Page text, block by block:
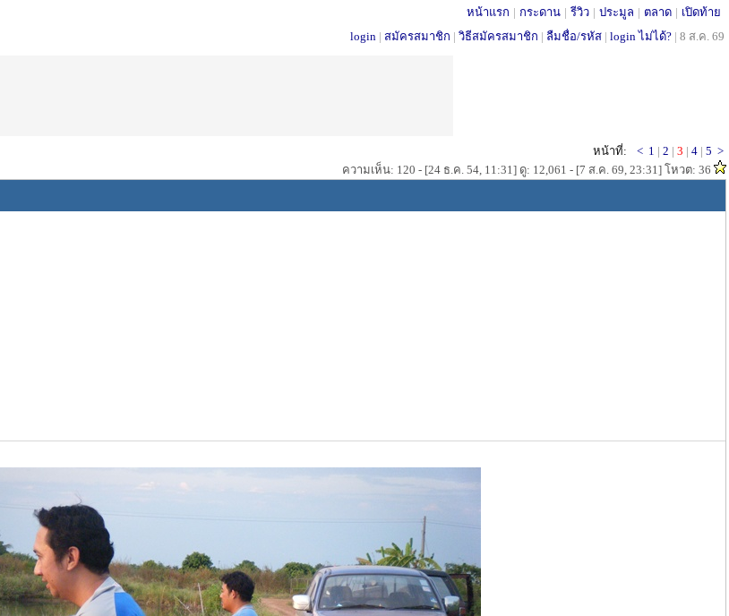
หน้าแรก | กระดาน | รีวิว | ประมูล | ตลาด | เปิดท้าย
login | สมัครสมาชิก | วิธีสมัครสมาชิก | ลืมชื่อ/รหัส | login ไม่ได้? | 8 ส.ค. 69
หน้าที่: < 1 | 2 | 3 | 4 | 5 >
ความเห็น: 120 - [24 ธ.ค. 54, 11:31] ดู: 12,061 - [7 ส.ค. 69, 23:31] โหวต: 36